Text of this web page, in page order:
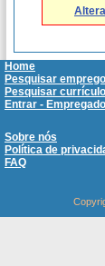
Home
Pesquisar
Pesquisar
Entrar -
Sobre nós
Política de
FAQ